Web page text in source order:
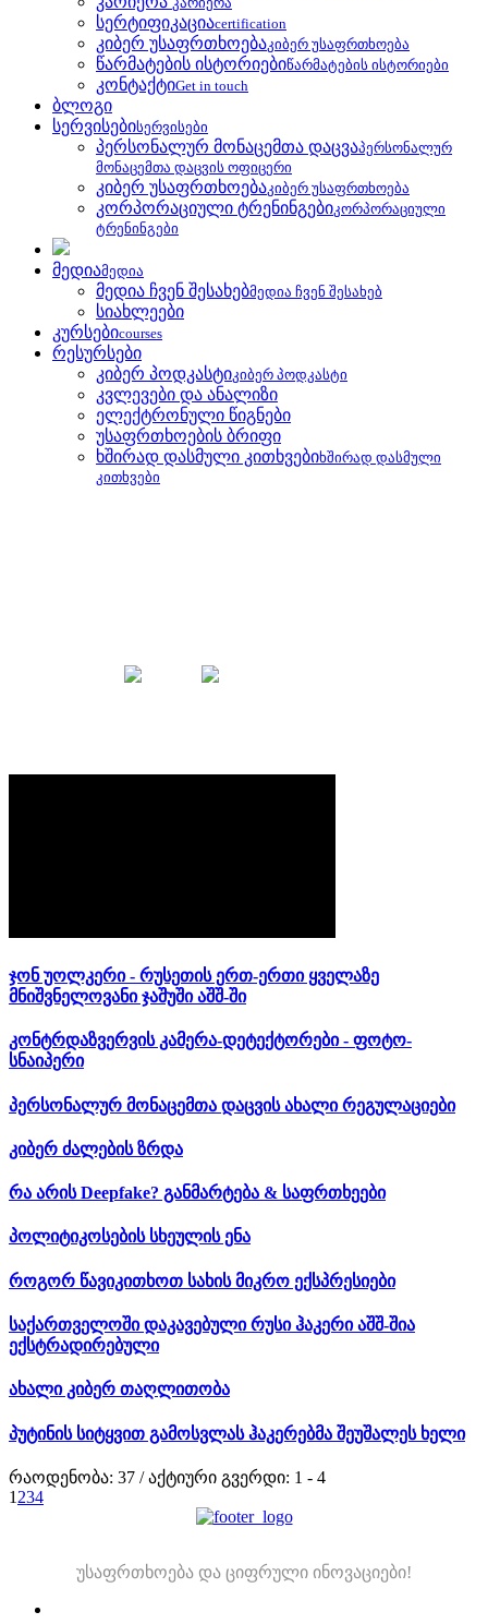
სერტიფიკაციაcertification
კიბერ უსაფრთხოებაკიბერ უსაფრთხოება
წარმატების ისტორიებიწარმატების ისტორიები
კონტაქტიGet in touch
ბლოგი
სერვისებისერვისები
პერსონალურ მონაცემთა დაცვაპერსონალურ
მონაცემთა დაცვის ოფიცერი
კიბერ უსაფრთხოებაკიბერ უსაფრთხოება
კორპორაციული ტრენინგებიკორპორაციული
ტრენინგები
მედიამედია
მედია ჩვენ შესახებმედია ჩვენ შესახებ
სიახლეები
კურსებიcourses
რესურსები
კიბერ პოდკასტიკიბერ პოდკასტი
კვლევები და ანალიზი
ელექტრონული წიგნები
უსაფრთხოების ბრიფი
ხშირად დასმული კითხვებიხშირად დასმული
კითხვები
ჯონ უოლკერი - რუსეთის ერთ-ერთი ყველაზე
მნიშვნელოვანი ჯაშუში აშშ-ში
კონტრდაზვერვის კამერა-დეტექტორები - ფოტო-
სნაიპერი
პერსონალურ მონაცემთა დაცვის ახალი რეგულაციები
კიბერ ძალების ზრდა
რა არის Deepfake? განმარტება & საფრთხეები
პოლიტიკოსების სხეულის ენა
როგორ წავიკითხოთ სახის მიკრო ექსპრესიები
საქართველოში დაკავებული რუსი ჰაკერი აშშ-შია
ექსტრადირებული
ახალი კიბერ თაღლითობა
პუტინის სიტყვით გამოსვლას ჰაკერებმა შეუშალეს ხელი
რაოდენობა: 37 / აქტიური გვერდი: 1 - 4
1 234
უსაფრთხოება და ციფრული ინოვაციები!